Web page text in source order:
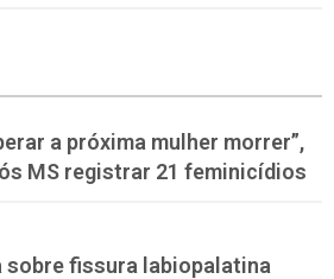
a próxima mulher morrer”,
MS registrar 21 feminicídios
sobre fissura labiopalatina